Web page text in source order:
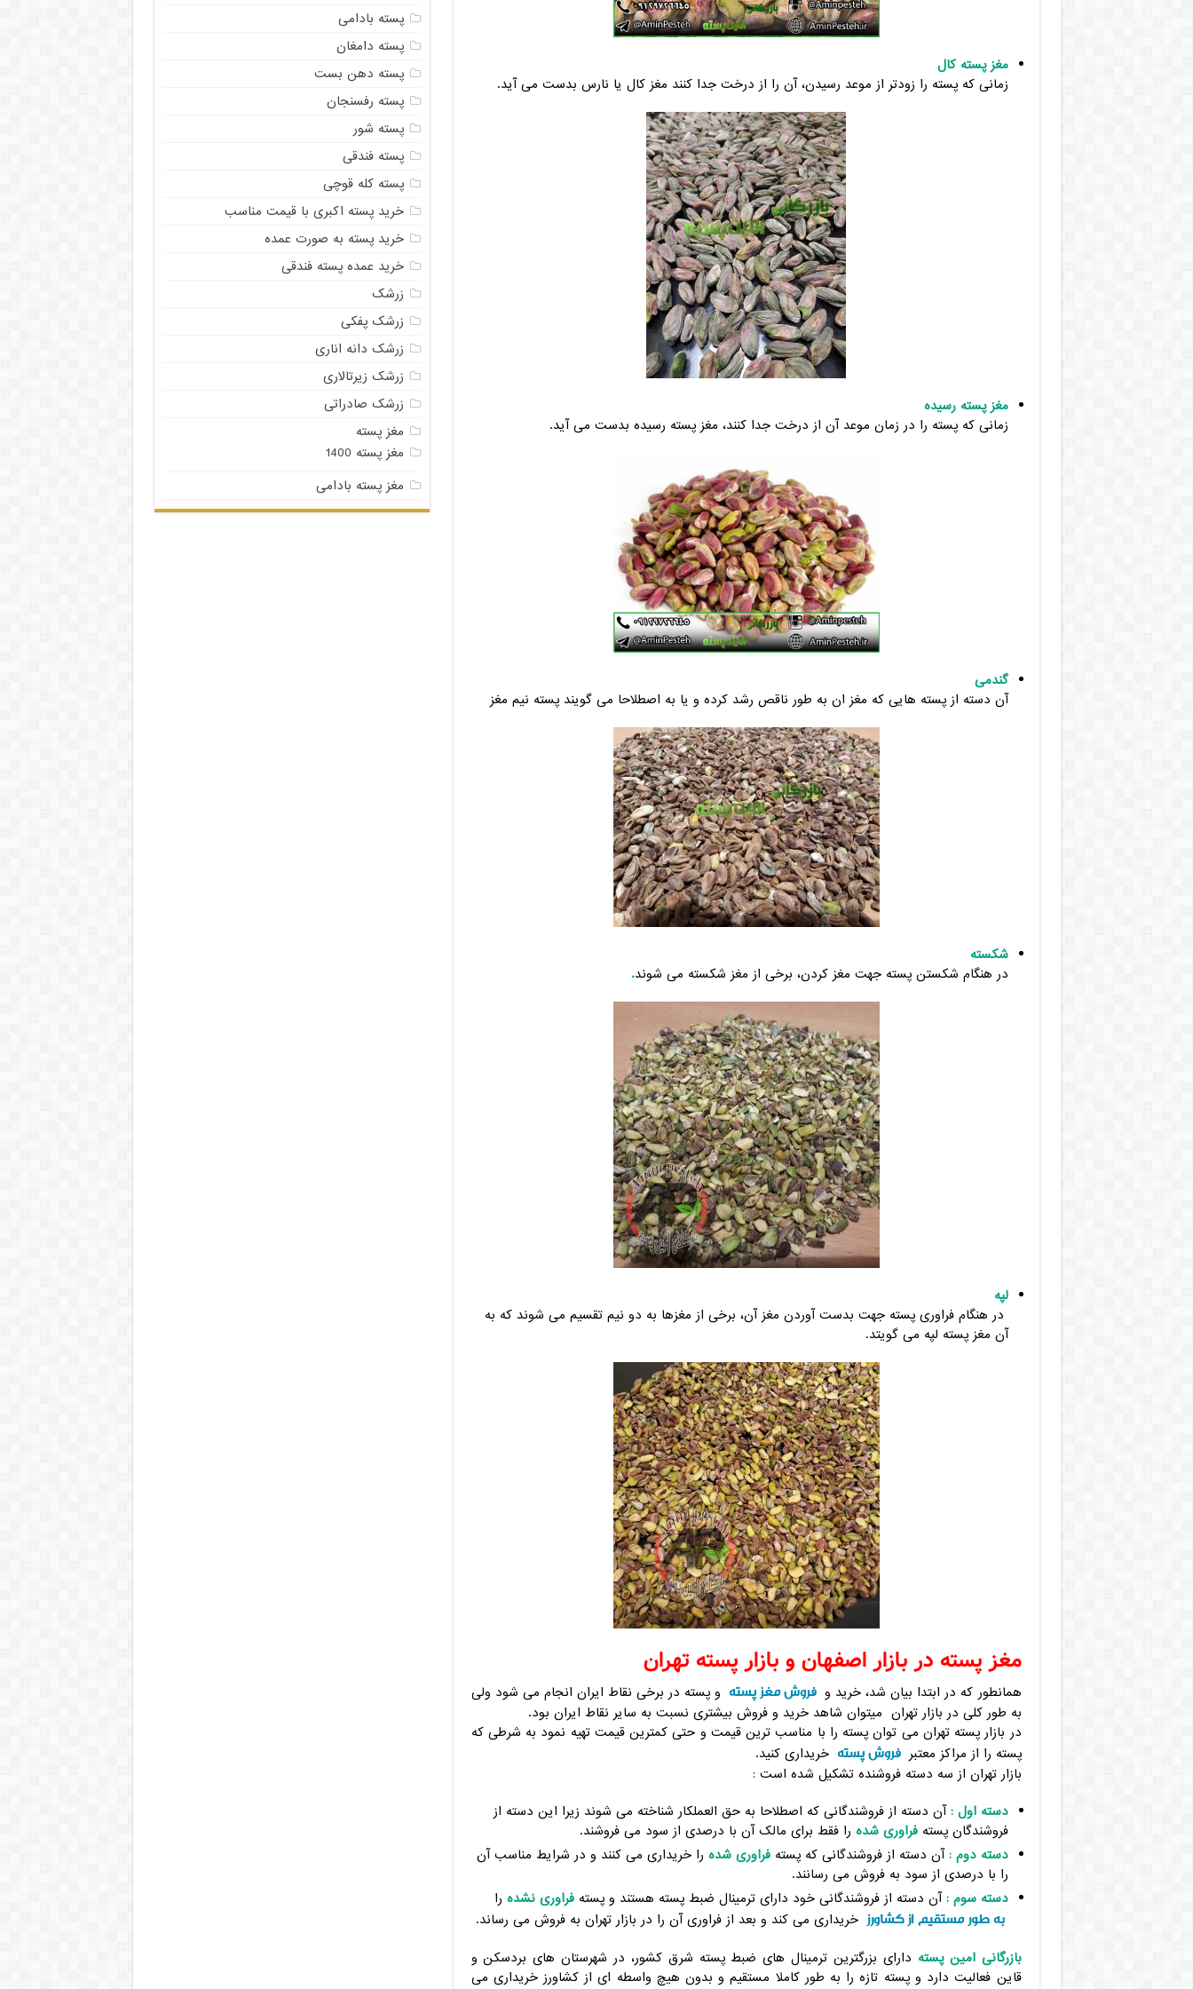
مغز پسته کال
زمانی که پسته را زودتر از موعد رسیدن، آن را از درخت جدا کنند مغز کال یا نارس بدست می آید.
مغز پسته رسیده
زمانی که پسته را در زمان موعد آن از درخت جدا کنند، مغز پسته رسیده بدست می آید.
گندمی
آن دسته از پسته هایی که مغز ان به طور ناقص رشد کرده و یا به اصطلاحا می گویند پسته نیم مغز
شکسته
در هنگام شکستن پسته جهت مغز کردن، برخی از مغز شکسته می شوند.
لپه
در هنگام فراوری پسته جهت بدست آوردن مغز آن، برخی از مغزها به دو نیم تقسیم می شوند که به
آن مغز پسته لپه می گویتد.
مغز پسته در بازار اصفهان و بازار پسته تهران
همانطور که در ابتدا بیان شد، خرید و فروش مغز پسته و پسته در برخی نقاط ایران انجام می شود ولی
به طور کلی در بازار تهران میتوان شاهد خرید و فروش بیشتری نسبت به سایر نقاط ایران بود.
در بازار پسته تهران می توان پسته را با مناسب ترین قیمت و حتی کمترین قیمت تهیه نمود به شرطی که
پسته را از مراکز معتبر فروش پسته خریداری کنید.
بازار تهران از سه دسته فروشنده تشکیل شده است :
دسته اول :آن دسته از فروشندگانی که اصطلاحا به حق العملکار شناخته می شوند زیرا این دسته از
فروشندگان پستهفراوری شده را فقط برای مالک آن با درصدی از سود می فروشند.
دسته دوم :آن دسته از فروشندگانی که پستهفراوری شده را خریداری می کنند و در شرایط مناسب آن
را با درصدی از سود به فروش می رسانند.
دسته سوم :آن دسته از فروشندگانی خود دارای ترمینال ضبط پسته هستند و پستهفراوری نشده را
به طور مستقیم از کشاورز خریداری می کند و بعد از فراوری آن را در بازار تهران به فروش می رساند.
بازرگانی امین پسته دارای بزرگترین ترمینال های ضبط پسته شرق کشور، در شهرستان های بردسکن و
قاین فعالیت دارد و پسته تازه را به طور کاملا مستقیم و بدون هیچ واسطه ای از کشاورز خریداری می
پسته بادامی
پسته دامغان
پسته دهن بست
پسته رفسنجان
پسته شور
پسته فندقی
پسته کله قوچی
خرید پسته اکبری با قیمت مناسب
خرید پسته به صورت عمده
خرید عمده پسته فندقی
زرشک
زرشک پفکی
زرشک دانه اناری
زرشک زیرتالاری
زرشک صادراتی
مغز پسته
مغز پسته 1400
مغز پسته بادامی